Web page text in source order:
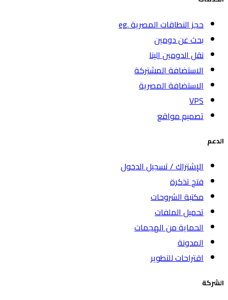
حجز النطاقات المصرية .eg
بحث عن دومين
نقل الدومين الينا
الاستضافة المشتركة
الاستضافة المصرية
VPS
تصميم مواقع
الدعم
الإشتراك / تسجيل الدخول
فتح تذكرة
مكتبة الشروحات
تحميل الملفات
الحماية من الهجمات
المدونة
اقتراحات للتطوير
الشركة